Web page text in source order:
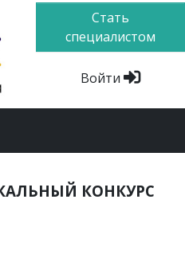
Стать
специалистом
Войти
КОНКУРС